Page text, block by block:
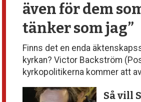
även för dem
tänker som jag”
Finns det en enda
kyrkan? Victor Backström
kyrkopolitikerna kommer att
Så vill